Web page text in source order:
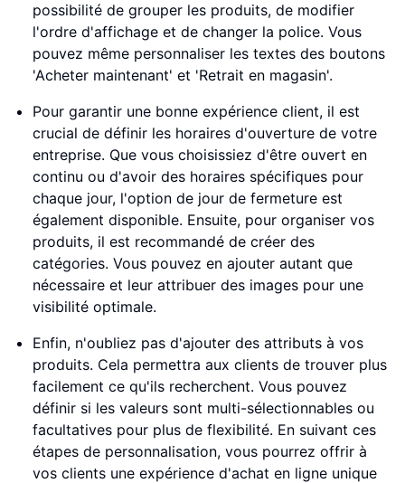
possibilité de grouper les produits, de modifier
l'ordre d'affichage et de changer la police. Vous
pouvez même personnaliser les textes des boutons
'Acheter maintenant' et 'Retrait en magasin'.
Pour garantir une bonne expérience client, il est
crucial de définir les horaires d'ouverture de votre
entreprise. Que vous choisissiez d'être ouvert en
continu ou d'avoir des horaires spécifiques pour
chaque jour, l'option de jour de fermeture est
également disponible. Ensuite, pour organiser vos
produits, il est recommandé de créer des
catégories. Vous pouvez en ajouter autant que
nécessaire et leur attribuer des images pour une
visibilité optimale.
Enfin, n'oubliez pas d'ajouter des attributs à vos
produits. Cela permettra aux clients de trouver plus
facilement ce qu'ils recherchent. Vous pouvez
définir si les valeurs sont multi-sélectionnables ou
facultatives pour plus de flexibilité. En suivant ces
étapes de personnalisation, vous pourrez offrir à
vos clients une expérience d'achat en ligne unique